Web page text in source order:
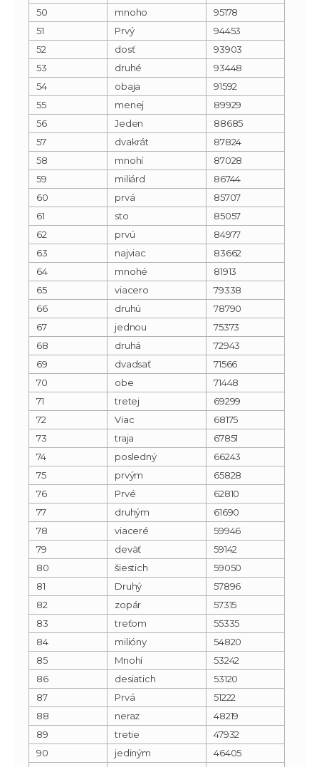
50
mnoho
95178
51
Prvý
94453
52
dosť
93903
53
druhé
93448
54
obaja
91592
55
menej
89929
56
Jeden
88685
57
dvakrát
87824
58
mnohí
87028
59
miliárd
86744
60
prvá
85707
61
sto
85057
62
prvú
84977
63
najviac
83662
64
mnohé
81913
65
viacero
79338
66
druhú
78790
67
jednou
75373
68
druhá
72943
69
dvadsať
71566
70
obe
71448
71
tretej
69299
72
Viac
68175
73
traja
67851
74
posledný
66243
75
prvým
65828
76
Prvé
62810
77
druhým
61690
78
viaceré
59946
79
deväť
59142
80
šiestich
59050
81
Druhý
57896
82
zopár
57315
83
treťom
55335
84
milióny
54820
85
Mnohí
53242
86
desiatich
53120
87
Prvá
51222
88
neraz
48219
89
tretie
47932
90
jediným
46405